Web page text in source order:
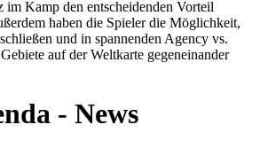
im Kamp den entscheidenden Vorteil
haben die Spieler die Möglichkeit,
und in spannenden Agency vs.
auf der Weltkarte gegeneinander
- News